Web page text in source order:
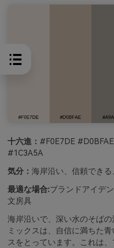
十六進： #F0E7DE
#1C3A5A
気分： 海岸沿い、信頼できる
最適な場合:ブランドアイデ
文房具
海岸沿いで、深い水のそば
ミックスは、自信に満ちた
スをとっています。これは